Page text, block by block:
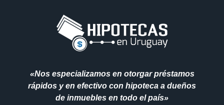
«Nos especializamos en otorgar préstamos
rápidos y en efectivo con hipoteca a dueños
de inmuebles en todo el país»